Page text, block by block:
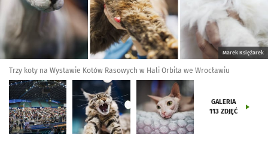
Marek Księżarek
Trzy koty na Wystawie Kotów Rasowych w Hali Orbita we Wrocławiu
GALERIA
113 ZDJĘĆ